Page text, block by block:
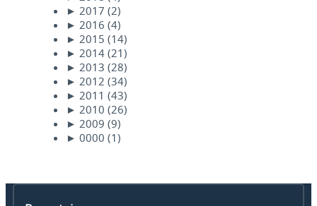
► 2017 (2)
► 2016 (4)
► 2015 (14)
► 2014 (21)
► 2013 (28)
► 2012 (34)
► 2011 (43)
► 2010 (26)
► 2009 (9)
► 0000 (1)